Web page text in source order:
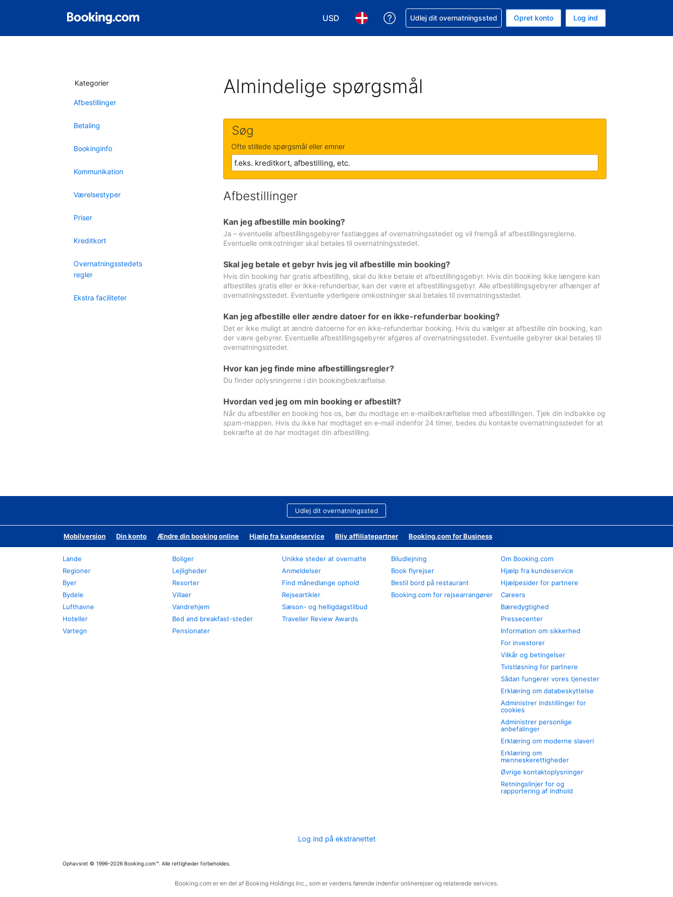
USD
Vælg valuta. Din nuværende valuta er Amerikanske dollar
Vælg sprog. Dit nuværende sprog er Dansk
Få hjælp til en booking
Udlej dit overnatningssted Opret konto Log ind
Kategorier
Afbestillinger
Betaling
Bookinginfo
Kommunikation
Værelsestyper
Priser
Kreditkort
Overnatningsstedets
regler
Ekstra faciliteter
Almindelige spørgsmål
Søg
Ofte stillede spørgsmål eller emner
Afbestillinger
Kan jeg afbestille min booking?
Ja – eventuelle afbestillingsgebyrer fastlægges af overnatningsstedet og vil fremgå af afbestillingsreglerne.
Eventuelle omkostninger skal betales til overnatningsstedet.
Skal jeg betale et gebyr hvis jeg vil afbestille min booking?
Hvis din booking har gratis afbestilling, skal du ikke betale et afbestillingsgebyr. Hvis din booking ikke længere kan
afbestilles gratis eller er ikke-refunderbar, kan der være et afbestillingsgebyr. Alle afbestillingsgebyrer afhænger af
overnatningsstedet. Eventuelle yderligere omkostninger skal betales til overnatningsstedet.
Kan jeg afbestille eller ændre datoer for en ikke-refunderbar booking?
Det er ikke muligt at ændre datoerne for en ikke-refunderbar booking. Hvis du vælger at afbestille din booking, kan
der være gebyrer. Eventuelle afbestillingsgebyrer afgøres af overnatningsstedet. Eventuelle gebyrer skal betales til
overnatningsstedet.
Hvor kan jeg finde mine afbestillingsregler?
Du finder oplysningerne i din bookingbekræftelse.
Hvordan ved jeg om min booking er afbestilt?
Når du afbestiller en booking hos os, bør du modtage en e-mailbekræftelse med afbestillingen. Tjek din indbakke og
spam-mappen. Hvis du ikke har modtaget en e-mail indenfor 24 timer, bedes du kontakte overnatningsstedet for at
bekræfte at de har modtaget din afbestilling.
Udlej dit overnatningssted
Mobilversion Din konto Ændre din booking online Hjælp fra kundeservice Bliv affiliatepartner Booking.com for Business
Lande
Regioner
Byer
Bydele
Lufthavne
Hoteller
Vartegn
Boliger
Lejligheder
Resorter
Villaer
Vandrehjem
Bed and breakfast-steder
Pensionater
Unikke steder at overnatte
Anmeldelser
Find månedlange ophold
Rejseartikler
Sæson- og helligdagstilbud
Traveller Review Awards
Biludlejning
Book flyrejser
Bestil bord på restaurant
Booking.com for rejsearrangører
Om Booking.com
Hjælp fra kundeservice
Hjælpesider for partnere
Careers
Bæredygtighed
Pressecenter
Information om sikkerhed
For investorer
Vilkår og betingelser
Tvistløsning for partnere
Sådan fungerer vores tjenester
Erklæring om databeskyttelse
Administrer indstillinger for
cookies
Administrer personlige
anbefalinger
Erklæring om moderne slaveri
Erklæring om
menneskerettigheder
Øvrige kontaktoplysninger
Retningslinjer for og
rapportering af indhold
Log ind på ekstranettet
Ophavsret © 1996–2026 Booking.com™. Alle rettigheder forbeholdes.
Booking.com er en del af Booking Holdings Inc., som er verdens førende indenfor onlinerejser og relaterede services.